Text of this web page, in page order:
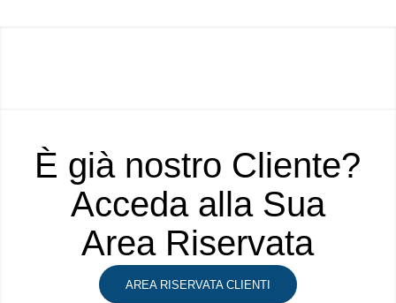
È già nostro Cliente?
Acceda alla Sua
Area Riservata
AREA RISERVATA CLIENTI